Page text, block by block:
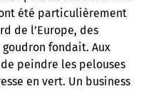
été particulièrement
de l’Europe, des
fondait. Aux
peindre les pelouses
en vert. Un business